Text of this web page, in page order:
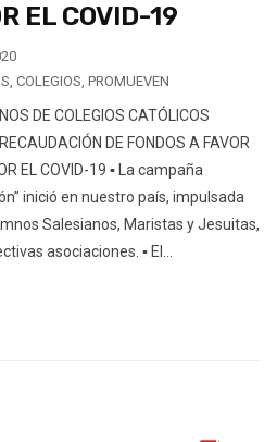
EL COVID-19
, COLEGIOS, PROMUEVEN
DE COLEGIOS CATÓLICOS
DE FONDOS A FAVOR
EL COVID-19 ▪ La campaña
inició en nuestro país, impulsada
Salesianos, Maristas y Jesuitas,
asociaciones. ▪ El...